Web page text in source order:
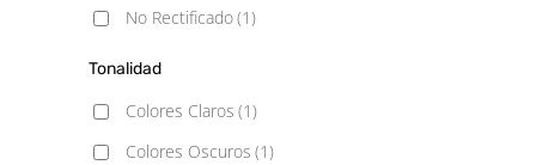
No Rectificado(1)
Tonalidad
Colores Claros (1)
Colores Oscuros (1)